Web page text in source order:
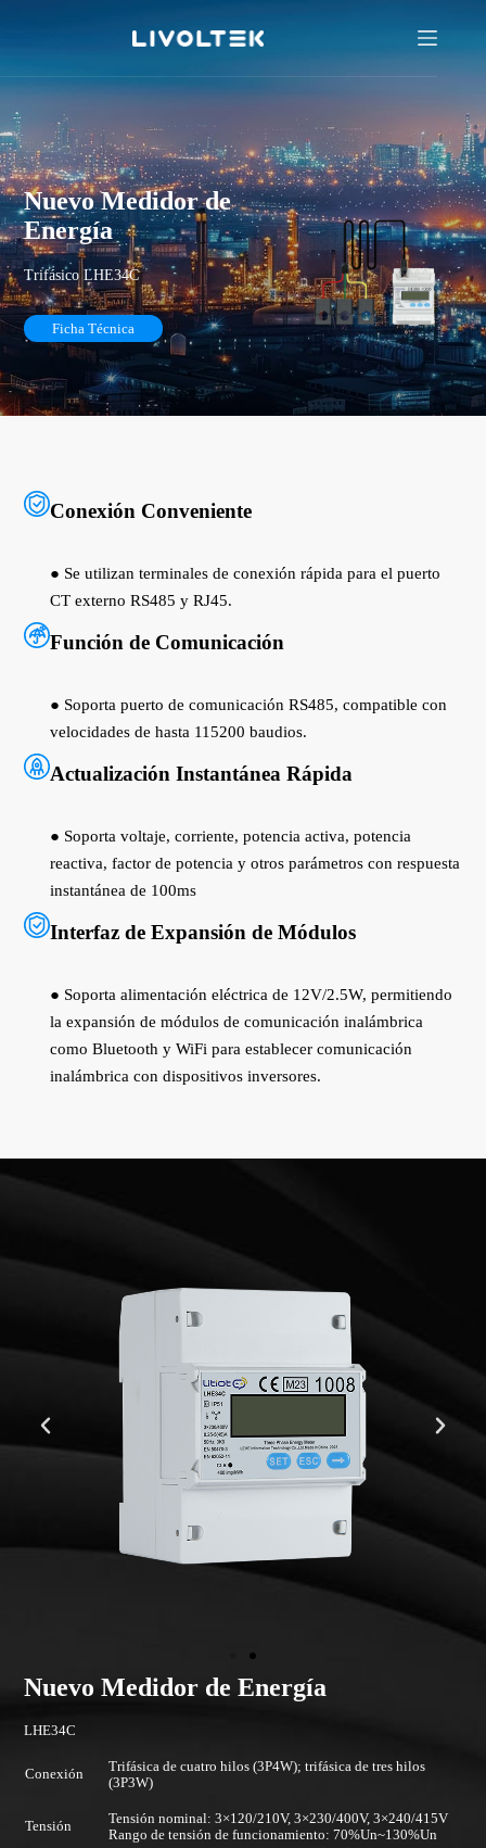
Nuevo Medidor de
Energía
Trifásico LHE34C
Ficha Técnica
Conexión Conveniente
● Se utilizan terminales de conexión rápida para el puerto
CT externo RS485 y RJ45.
Función de Comunicación
● Soporta puerto de comunicación RS485, compatible con
velocidades de hasta 115200 baudios.
Actualización Instantánea Rápida
● Soporta voltaje, corriente, potencia activa, potencia
reactiva, factor de potencia y otros parámetros con respuesta
instantánea de 100ms
Interfaz de Expansión de Módulos
● Soporta alimentación eléctrica de 12V/2.5W, permitiendo
la expansión de módulos de comunicación inalámbrica
como Bluetooth y WiFi para establecer comunicación
inalámbrica con dispositivos inversores.
Nuevo Medidor de Energía
LHE34C
Conexión
Trifásica de cuatro hilos (3P4W); trifásica de tres hilos
(3P3W)
Tensión
Tensión nominal: 3×120/210V, 3×230/400V, 3×240/415V
Rango de tensión de funcionamiento: 70%Un~130%Un